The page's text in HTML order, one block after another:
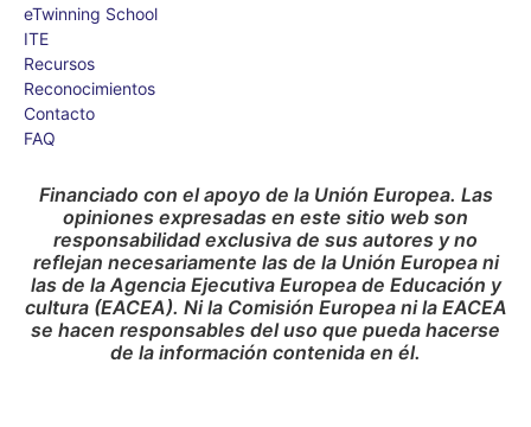
eTwinning School
ITE
Recursos
Reconocimientos
Contacto
FAQ
Financiado con el apoyo de la Unión Europea. Las
opiniones expresadas en este sitio web son
responsabilidad exclusiva de sus autores y no
reflejan necesariamente las de la Unión Europea ni
las de la Agencia Ejecutiva Europea de Educación y
cultura (EACEA). Ni la Comisión Europea ni la EACEA
se hacen responsables del uso que pueda hacerse
de la información contenida en él.